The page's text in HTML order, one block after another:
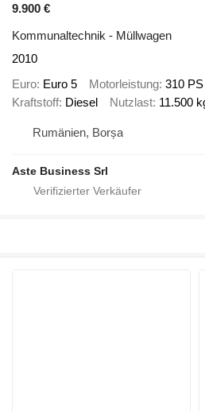
9.900 €
Kommunaltechnik - Müllwagen
2010
Euro Euro 5 Motorleistung 310
Kraftstoff Diesel Nutzlast 11.500
Rumänien, Borșa
Aste Business Srl